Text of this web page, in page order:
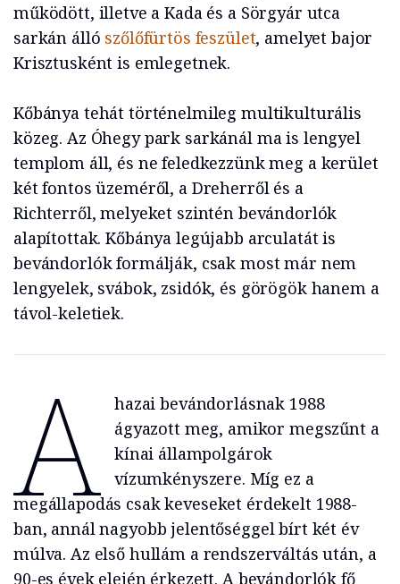
működött, illetve a Kada és a Sörgyár utca
sarkán álló szőlőfürtös feszület, amelyet bajor
Krisztusként is emlegetnek.
Kőbánya tehát történelmileg multikulturális
közeg. Az Óhegy park sarkánál ma is lengyel
templom áll, és ne feledkezzünk meg a kerület
két fontos üzeméről, a Dreherről és a
Richterről, melyeket szintén bevándorlók
alapítottak. Kőbánya legújabb arculatát is
bevándorlók formálják, csak most már nem
lengyelek, svábok, zsidók, és görögök hanem a
távol-keletiek.
A
hazai bevándorlásnak 1988
ágyazott meg, amikor megszűnt a
kínai állampolgárok
vízumkényszere. Míg ez a
megállapodás csak keveseket érdekelt 1988-
ban, annál nagyobb jelentőséggel bírt két év
múlva. Az első hullám a rendszerváltás után, a
90-es évek elején érkezett. A bevándorlók fő